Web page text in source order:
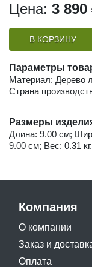
Цена: 3 890
В КОРЗИНУ
Параметры
Материал: Дерево
Страна
Размеры
Длина: 9.00 см;
9.00 см; Вес: 0.31 кг.
Компания
О компании
Заказ и
Оплата